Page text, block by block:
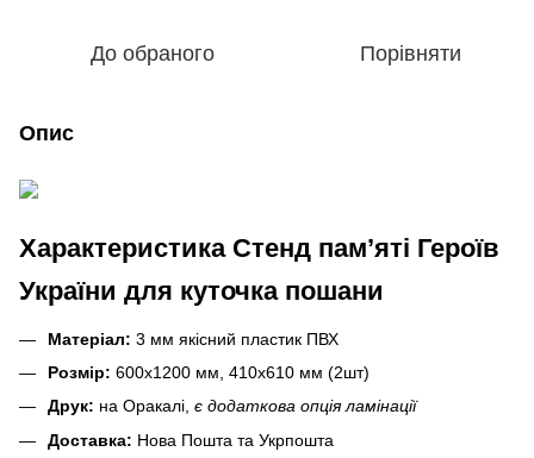
До обраного Порівняти
Опис
Характеристика Стенд пам’яті Героїв
України для куточка пошани
Матеріал: 3 мм якісний пластик ПВХ
Розмір: 600х1200 мм, 410х610 мм (2шт)
Друк: на Оракалі, є додаткова опція ламінації
Доставка: Нова Пошта та Укрпошта